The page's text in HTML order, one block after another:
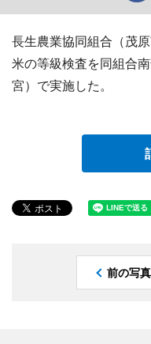
長生農業協同組合（茂
米の等級検査を同組合
宮）で実施した。
前の写真